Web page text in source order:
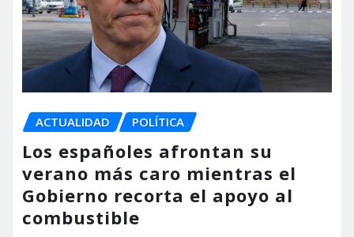
ACTUALIDAD POLÍTICA
Los españoles afrontan su
verano más caro mientras el
Gobierno recorta el apoyo al
combustible